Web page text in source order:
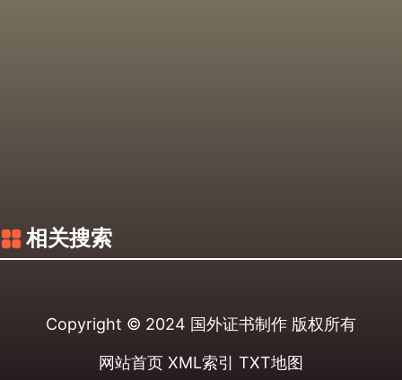
相关搜索
Copyright © 2024 国外证书制作 版权所有
网站首页 XML索引 TXT地图